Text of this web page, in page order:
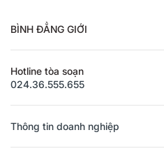
BÌNH ĐẲNG GIỚI
Hotline tòa soạn
024.36.555.655
Thông tin doanh nghiệp